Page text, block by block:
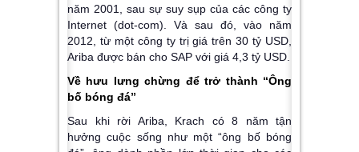
năm 2001, sau sự suy sụp của các công ty
Internet (dot-com). Và sau đó, vào năm
2012, từ một công ty trị giá trên 30 tỷ USD,
Ariba được bán cho SAP với giá 4,3 tỷ USD.
Về hưu lưng chừng để trở thành “Ông
bố bóng đá”
Sau khi rời Ariba, Krach có 8 năm tận
hưởng cuộc sống như một “ông bố bóng